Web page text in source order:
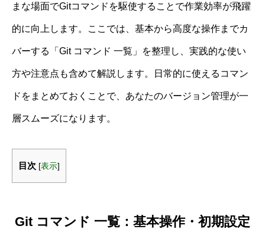
まな場面でGitコマンドを駆使することで作業効率が飛躍
的に向上します。ここでは、基本から高度な操作までカ
バーする「Git コマンド 一覧」を整理し、実践的な使い
方や注意点も含めて解説します。日常的に使えるコマン
ドをまとめておくことで、あなたのバージョン管理が一
層スムーズになります。
目次 [表示]
Git コマンド 一覧：基本操作・初期設定